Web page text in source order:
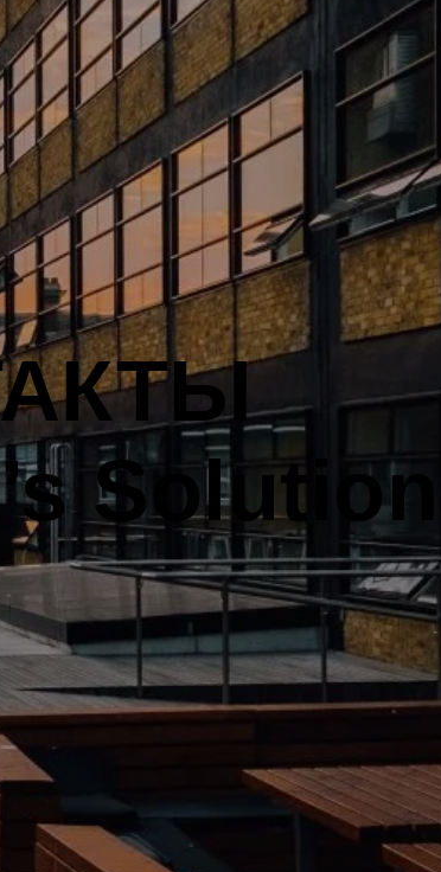
Solutions